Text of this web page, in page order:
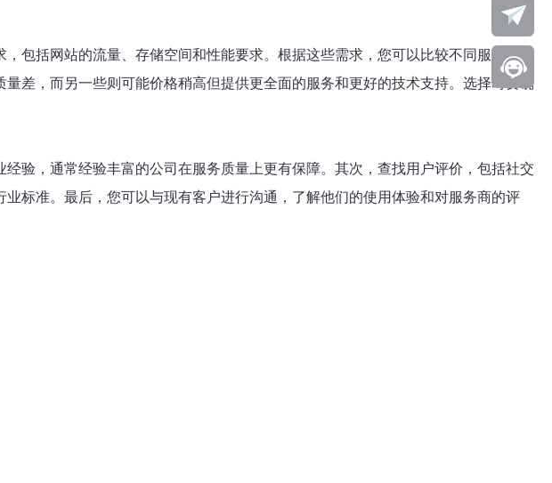
包括网站的流量、存储空间和性能要求。根据这些需求，您可以比较不同服务商的
差，而另一些则可能价格稍高但提供更全面的服务和更好的技术支持。选择时要确
验，通常经验丰富的公司在服务质量上更有保障。其次，查找用户评价，包括社交
标准。最后，您可以与现有客户进行沟通，了解他们的使用体验和对服务商的评